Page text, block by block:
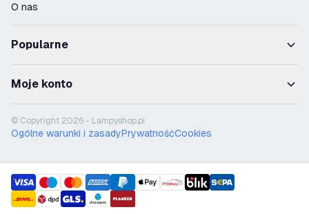
O nas
Popularne
Moje konto
© Copyright 2026 - Lampyshop.pl
Ogólne warunki i zasadyPrywatnośćCookies
payment methods
shipment methods